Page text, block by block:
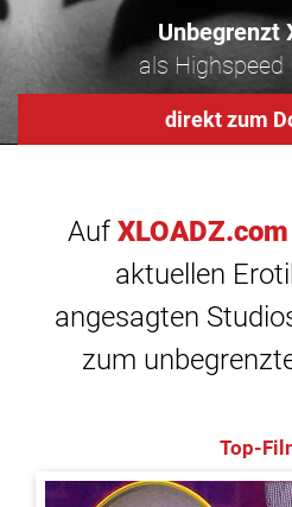
Unbegrenzt
als Highspeed
direkt zum
Auf XLOADZ.com
aktuellen
angesagten
zum
Top-